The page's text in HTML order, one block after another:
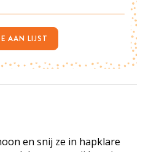
en snij ze in hapklare
AAN LIJST